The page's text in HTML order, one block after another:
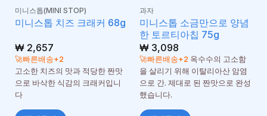
미니스톱(MINI STOP)
미니스톱 치즈 크래커 68g
₩2,657
🚀빠른배송+2
고소한 치즈의 맛과 적당한 짠맛
으로 바삭한 식감의 크래커입니
다
과자
미니스톱 소금만으로 양념
한 토르티아칩 75g
₩3,098
🚀빠른배송+2 옥수수의 고소함
을 살리기 위해 이탈리아산 암염
으로 간. 제대로 된 짠맛으로 완성
했습니다.